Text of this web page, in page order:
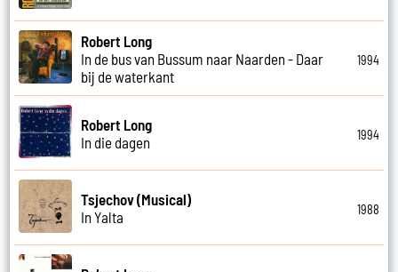
Robert Long
In de bus van Bussum naar Naarden - Daar
bij de waterkant
1994
Robert Long
In die dagen
1994
Tsjechov (Musical)
In Yalta
1988